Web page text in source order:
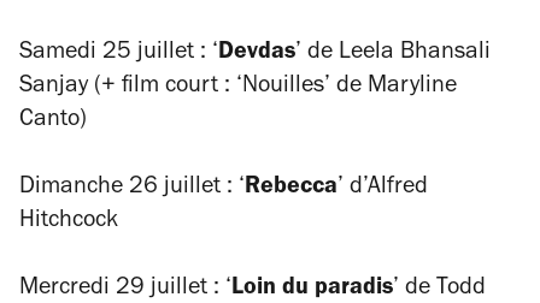
Samedi 25 juillet : ‘Devdas’ de Leela Bhansali
Sanjay (+ film court : ‘Nouilles’ de Maryline
Canto)
Dimanche 26 juillet : ‘Rebecca’ d’Alfred
Hitchcock
Mercredi 29 juillet : ‘Loin du paradis’ de Todd